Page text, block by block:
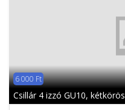
6 000 Ft
Csillár 4 izzó GU10, kétkörös